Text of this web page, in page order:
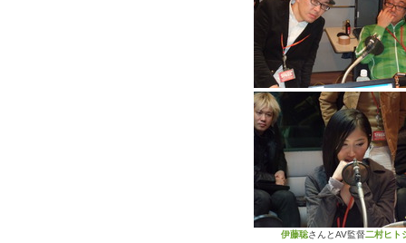
伊藤聡さんとAV監督二村ヒト